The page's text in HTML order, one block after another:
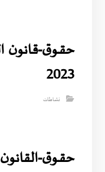
2023
نشاطات